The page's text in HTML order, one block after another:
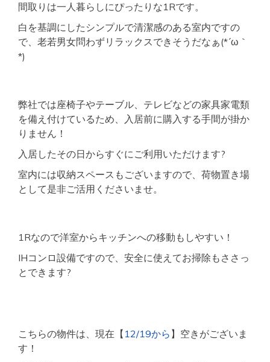
間取りは一人暮らしにぴったりな1Rです。
白を基調にしたシンプルで清潔感のある室内ですの
で、老若男女問わずリラックスできそうだなぁ(*´ω｀
*)
弊社では座椅子やテーブル、テレビなどの家具家電類
を備え付けているため、入居前に購入する手間が掛か
りません！
入居したその日からすぐにご利用いただけます?
室内には収納スペースもございますので、荷物置き場
として是非ご活用くださいませ。
1Rなので洋室からキッチンへの移動もしやすい！
IHコンロ設備ですので、安全に使えてお掃除もささっ
とできます?
こちらの物件は、現在【 12/19から 】空きがございま
す！